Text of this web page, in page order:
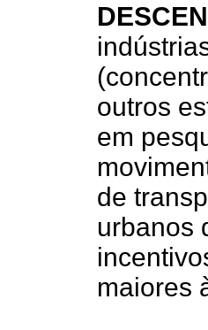
outros
em
de
urbanos
maiores